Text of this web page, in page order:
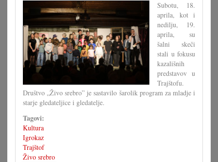
Subotu, 18.
aprila, kot i
nedilju, 19.
aprila, su
šalni skeči
stali u fokusu
kazališnih
predstavov u
Trajštofu.
Društvo „Živo srebro” je sastavilo šarolik program za mladje i
starje gledateljice i gledatelje.
Tagovi:
Kultura
Igrokaz
Trajštof
Živo srebro